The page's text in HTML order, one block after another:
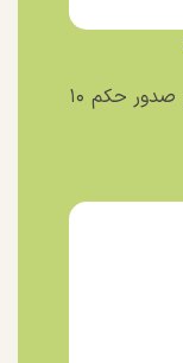
پرونده جنجالی «کلثوم اکبری» پس از صدور حکم ۱۰